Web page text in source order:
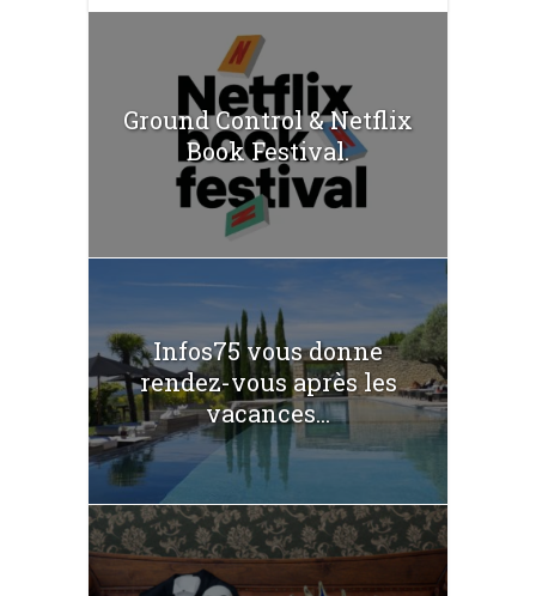
Ground Control & Netflix
Book Festival.
Infos75 vous donne
rendez-vous après les
vacances...